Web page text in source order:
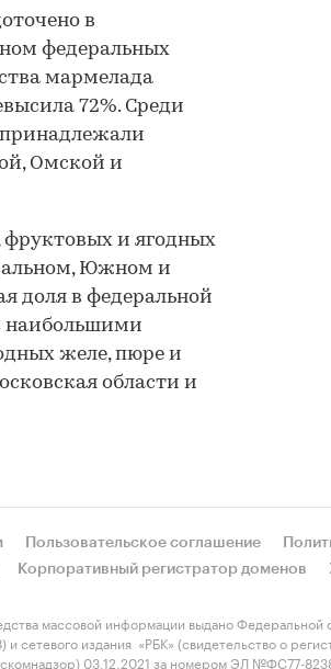
в
федеральных
мармелада
72%. Среди
Омской и
фруктовых и ягодных
Южном и
доля в федеральной
наибольшими
желе, пюре и
области и
Пользовательское соглашение
Корпоративный регистратор доменов
массовой информации выдано
издания «РБК» (свидетельство о
03.12.2021 за номером ЭЛ №ФС77-